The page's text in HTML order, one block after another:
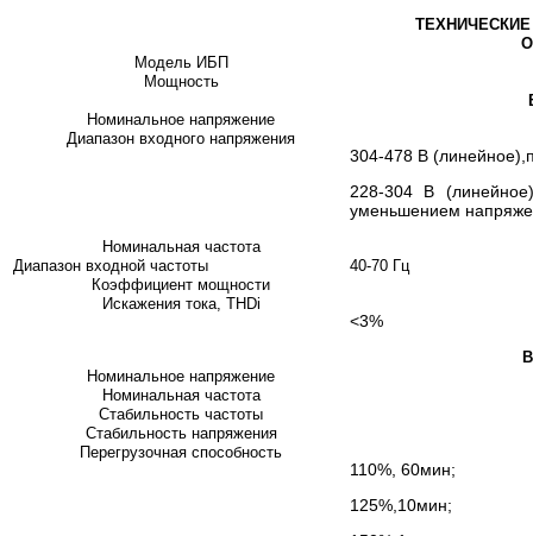
Модель ИБП
Мощность
Номинальное напряжение
Диапазон входного напряжения
304-478 В
228-304 В
уменьшением
Номинальная частота
Диапазон входной частоты
40-70 Гц
Коэффициент мощности
Искажения тока, THDi
<3%
Номинальное напряжение
Номинальная частота
Стабильность частоты
Стабильность напряжения
Перегрузочная способность
110%, 60мин;
125%,10мин;